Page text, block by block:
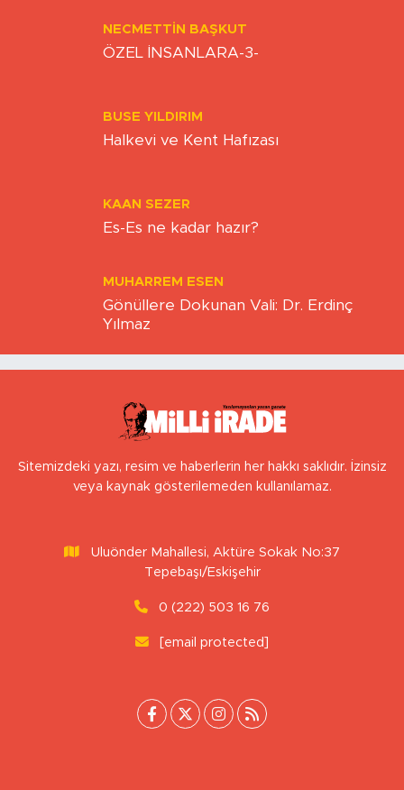
NECMETTIN BAŞKUT
ÖZEL İNSANLARA-3-
BUSE YILDIRIM
Halkevi ve Kent Hafızası
KAAN SEZER
Es-Es ne kadar hazır?
MUHARREM ESEN
Gönüllere Dokunan Vali: Dr. Erdinç
Yılmaz
Sitemizdeki yazı, resim ve haberlerin her hakkı saklıdır. İzinsiz
veya kaynak gösterilemeden kullanılamaz.
Uluönder Mahallesi, Aktüre Sokak No:37
Tepebaşı/Eskişehir
0 (222) 503 16 76
[email protected]